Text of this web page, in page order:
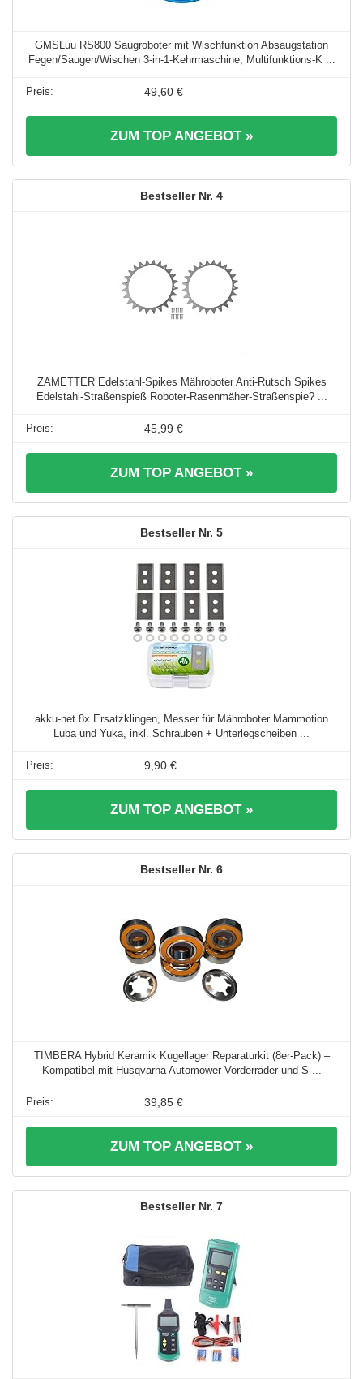
GMSLuu RS800 Saugroboter mit Wischfunktion Absaugstation
Fegen/Saugen/Wischen 3-in-1-Kehrmaschine, Multifunktions-K ...
49,60 €
ZUM TOP ANGEBOT »
4
ZAMETTER Edelstahl-Spikes Mähroboter Anti-Rutsch Spikes
Edelstahl-Straßenspieß Roboter-Rasenmäher-Straßenspie? ...
45,99 €
ZUM TOP ANGEBOT »
5
akku-net 8x Ersatzklingen, Messer für Mähroboter Mammotion
Luba und Yuka, inkl. Schrauben + Unterlegscheiben ...
9,90 €
ZUM TOP ANGEBOT »
6
TIMBERA Hybrid Keramik Kugellager Reparaturkit (8er-Pack) –
Kompatibel mit Husqvarna Automower Vorderräder und S ...
39,85 €
ZUM TOP ANGEBOT »
7